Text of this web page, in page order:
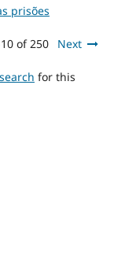
prisões
of 250 Next
for this